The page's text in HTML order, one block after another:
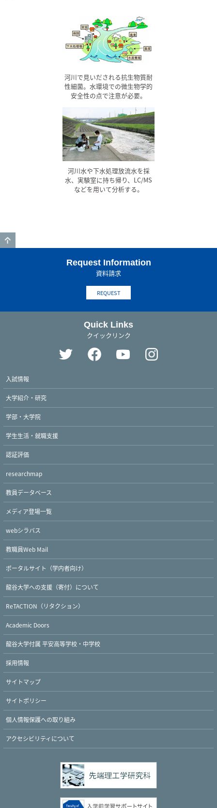
河川で見いだされる抗生物質耐
性細菌。水環境での微生物学的
安全性の点で注意が必要。
河川水や下水処理放流水を採
水、実験室に持ち帰り、LC/MS
などを用いて分析する。
Request Information
資料請求
REQUEST
Quick Links
クイックリンク
Twitter FacebookYouTube
入試情報
大学紹介・研究
学部・大学院
学生生活・就職支援
認証評価
researchmap
教員データベース
メディア登場一覧
webシラバス
教職員Web Mail
ポータルサイト（学内者向け）
龍谷大学への支援（寄付）について
ReTACTION（リタクション）
Academic Doors
龍谷大学付属 平安高等学校・中学校
採用情報
サイトマップ
サイトポリシー
個人情報保護への取り組み
アクセシビリティについて